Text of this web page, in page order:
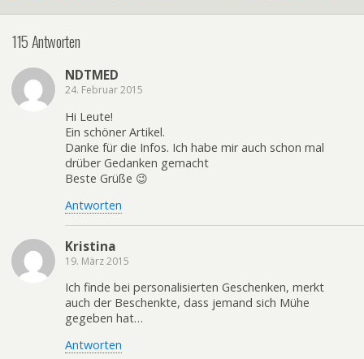
115 Antworten
NDTMED
24. Februar 2015
Hi Leute!
Ein schöner Artikel.
Danke für die Infos. Ich habe mir auch schon mal
drüber Gedanken gemacht
Beste Grüße 😉
Antworten
Kristina
19. März 2015
Ich finde bei personalisierten Geschenken, merkt
auch der Beschenkte, dass jemand sich Mühe
gegeben hat…
Antworten